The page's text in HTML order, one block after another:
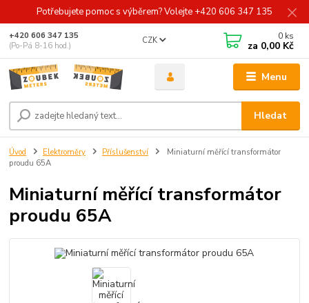
Potřebujete pomoc s výběrem? Volejte +420 606 347 135
Menu
CZK
Hledat
+420 606 347 135
(Po-Pá 8-16 hod.)
0 ks
za 0,00 Kč
Úvod Elektroměry Příslušenství
Miniaturní měřící transformátor
proudu 65A
Miniaturní měřící transformátor
proudu 65A